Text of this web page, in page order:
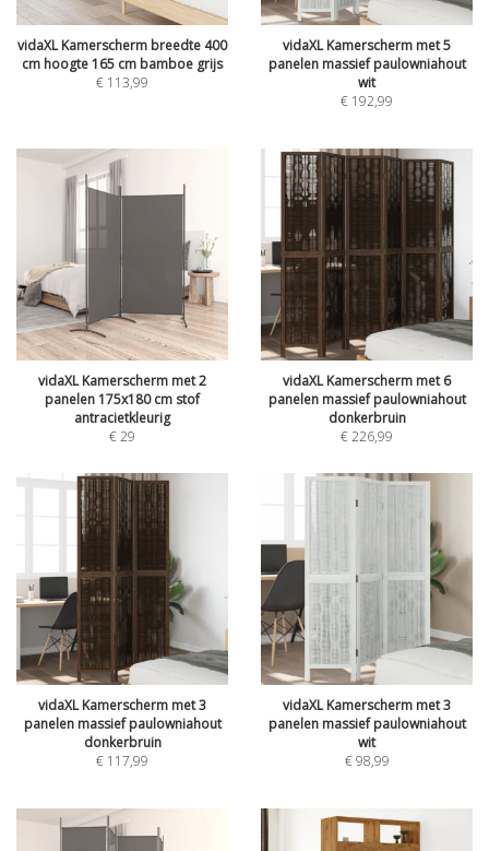
vidaXL Kamerscherm breedte 400
cm hoogte 165 cm bamboe grijs
€ 113,99
vidaXL Kamerscherm met 5
panelen massief paulowniahout
wit
€ 192,99
vidaXL Kamerscherm met 2
panelen 175x180 cm stof
antracietkleurig
€29
vidaXL Kamerscherm met 6
panelen massief paulowniahout
donkerbruin
€226,99
vidaXL Kamerscherm met 3
panelen massief paulowniahout
donkerbruin
€ 117,99
vidaXL Kamerscherm met 3
panelen massief paulowniahout
wit
€98,99